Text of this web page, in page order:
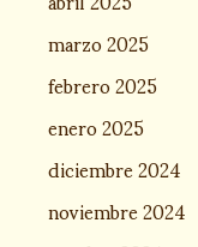
marzo 2025
febrero 2025
enero 2025
diciembre 2024
noviembre 2024